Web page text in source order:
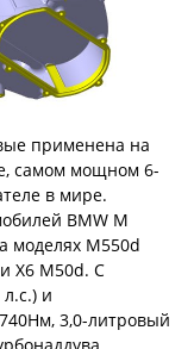
применена на
самом мощном 6-
в мире.
BMW М
моделях M550d
X6 M50d. С
и
3,0-литровый